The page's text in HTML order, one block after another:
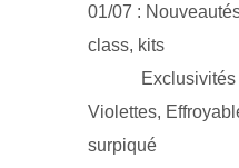
01/07 :
class, kits
Exclusivités
Violettes,
surpiqué